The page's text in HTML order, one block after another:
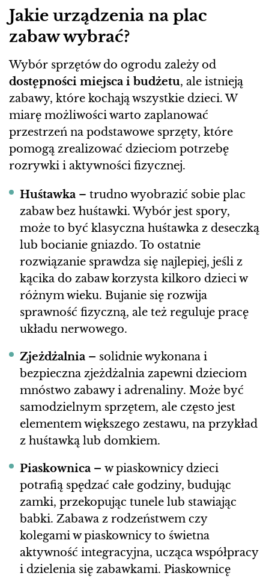
Jakie urządzenia na plac
zabaw wybrać?
Wybór sprzętów do ogrodu zależy od
dostępności miejsca i budżetu, ale istnieją
zabawy, które kochają wszystkie dzieci. W
miarę możliwości warto zaplanować
przestrzeń na podstawowe sprzęty, które
pomogą zrealizować dzieciom potrzebę
rozrywki i aktywności fizycznej.
Huśtawka – trudno wyobrazić sobie plac
zabaw bez huśtawki. Wybór jest spory,
może to być klasyczna huśtawka z deseczką
lub bocianie gniazdo. To ostatnie
rozwiązanie sprawdza się najlepiej, jeśli z
kącika do zabaw korzysta kilkoro dzieci w
różnym wieku. Bujanie się rozwija
sprawność fizyczną, ale też reguluje pracę
układu nerwowego.
Zjeżdżalnia – solidnie wykonana i
bezpieczna zjeżdżalnia zapewni dzieciom
mnóstwo zabawy i adrenaliny. Może być
samodzielnym sprzętem, ale często jest
elementem większego zestawu, na przykład
z huśtawką lub domkiem.
Piaskownica – w piaskownicy dzieci
potrafią spędzać całe godziny, budując
zamki, przekopując tunele lub stawiając
babki. Zabawa z rodzeństwem czy
kolegami w piaskownicy to świetna
aktywność integracyjna, ucząca współpracy
i dzielenia się zabawkami. Piaskownicę